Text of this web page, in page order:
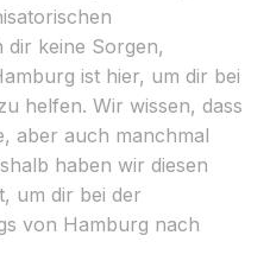
keine Sorgen,
ist hier, um dir bei
helfen. Wir wissen, dass
aber auch manchmal
haben wir diesen
um dir bei der
von Hamburg nach